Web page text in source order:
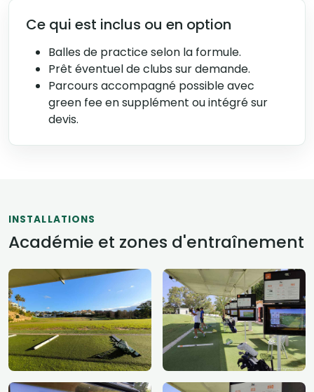
Ce qui est inclus ou en option
Balles de practice selon la formule.
Prêt éventuel de clubs sur demande.
Parcours accompagné possible avec
green fee en supplément ou intégré sur
devis.
INSTALLATIONS
Académie et zones d'entraînement